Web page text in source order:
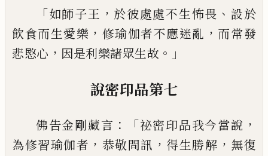
「如師子王 ， 於彼處處不生怖畏 、 設於
飲食而生愛樂 ， 修瑜伽者不應迷亂 ， 而常發
悲愍心 ， 因是利樂諸眾生故 。」
說密印品第七
佛告金剛藏言 ：「祕密印品我今當說 ，
為修習瑜伽者 ， 恭敬問訊 ， 得生勝解 ， 無復